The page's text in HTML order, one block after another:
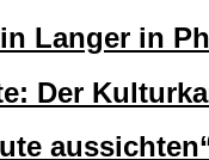
Langer in
Der